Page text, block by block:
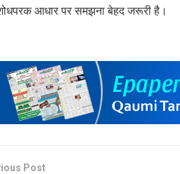
आधार पर समझना बेहद जरूरी है।
Post